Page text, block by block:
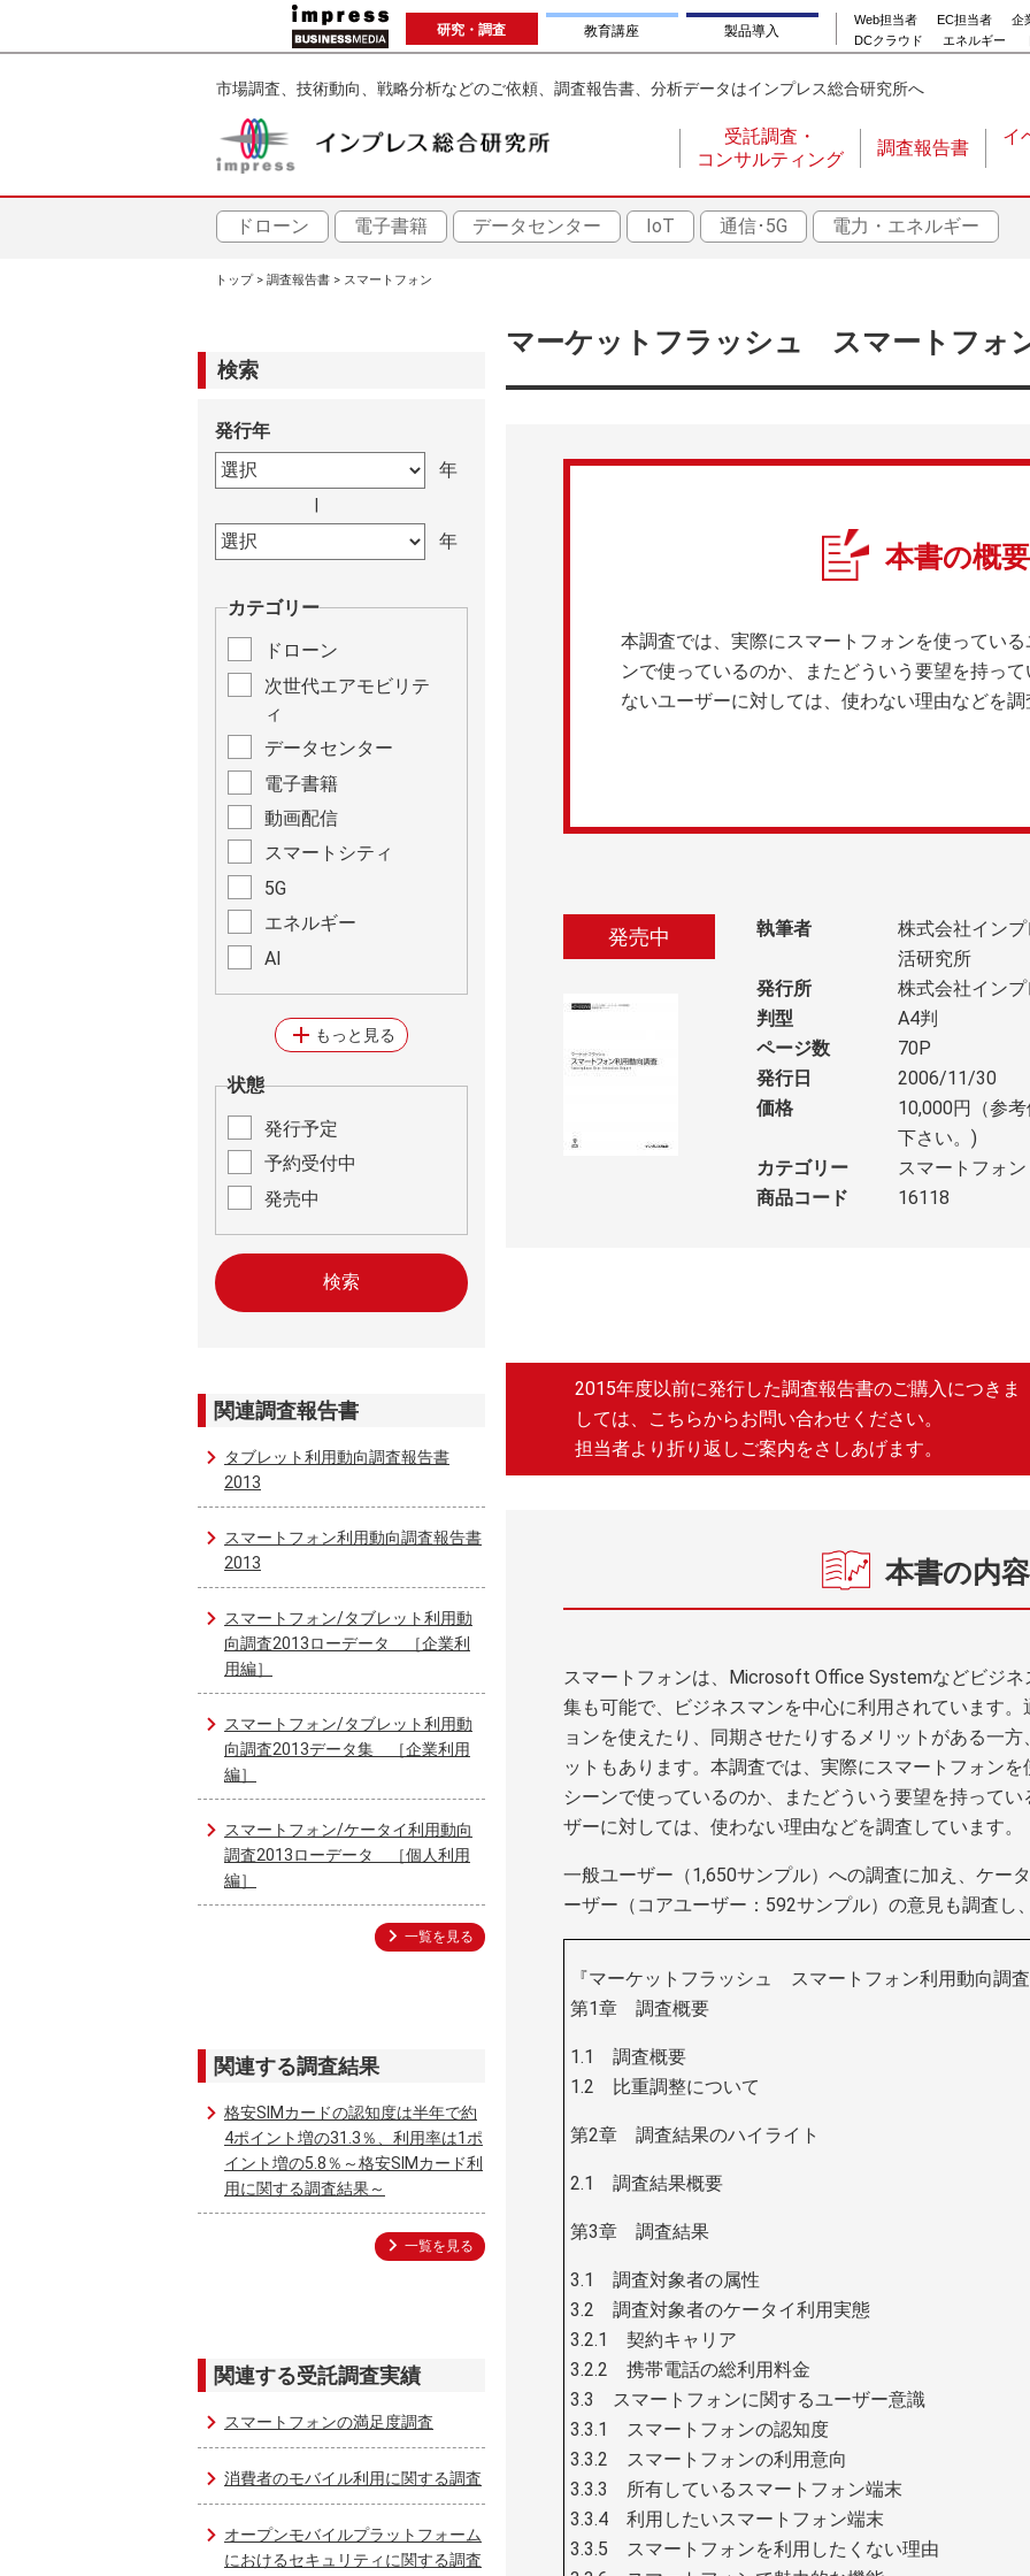
ン
研究・調査 教育講座 製品導入
Web担当者 EC担当者
企
DCクラウド
エネルギー
市場調査、技術動向、戦略分析などのご依頼、調査報告書、分析データはインプレス総合研究所へ
メ
イ
ゲ
ー
シ
ン
受託調査・
コンサルティング
調査報告書
イ
ドローン 電子書籍 データセンター IoT 通信･5G 電力・エネルギー
ン
ず
トップ 調査報告書 スマートフォン
検索
発行年
カテゴリー
ドローン
次世代エアモビリテ
ィ
データセンター
電子書籍
動画配信
スマートシティ
5G
エネルギー
AI
状態
発行予定
予約受付中
発売中
add もっと見る
関連調査報告書
タブレット利用動向調査報告書
2013
スマートフォン利用動向調査報告書
2013
スマートフォン/タブレット利用動
向調査2013ローデータ ［企業利
用編］
スマートフォン/タブレット利用動
向調査2013データ集 ［企業利用
編］
スマートフォン/ケータイ利用動向
調査2013ローデータ ［個人利用
編］
一覧を見る
関連する調査結果
格安SIMカードの認知度は半年で約
4ポイント増の31.3％、利用率は1ポ
イント増の5.8％～格安SIMカード利
用に関する調査結果～
一覧を見る
関連する受託調査実績
スマートフォンの満足度調査
消費者のモバイル利用に関する調査
オープンモバイルプラットフォーム
におけるセキュリティに関する調査
マーケットフラッシュ スマートフォ
本書の概要
本調査では、実際にスマートフォンを使ってい
ンで使っているのか、またどういう要望を持っ
ないユーザーに対しては、使わない理由などを
発売中 執筆者
株式会社イン
活研究所
発行所
株式会社インプ
判型
A4判
ページ数
70P
発行日
2006/11/30
価格
10,000円（参
下さい。)
カテゴリー
スマートフォン
商品コード
16118
2015年度以前に発行した調査報告書のご購入につきま
しては、こちらからお問い合わせください。
担当者より折り返しご案内をさしあげます。
本書の内容
スマートフォンは、Microsoft Office Systemなどビジ
集も可能で、ビジネスマンを中心に利用されています
ョンを使えたり、同期させたりするメリットがある一
ットもあります。本調査では、実際にスマートフォン
シーンで使っているのか、またどういう要望を持って
ザーに対しては、使わない理由などを調査しています。
一般ユーザー（1,650サンプル）への調査に加え、ケー
ーザー（コアユーザー：592サンプル）の意見も調査し
『マーケットフラッシュ スマートフォン利用動向調
第1章 調査概要
1.1 調査概要
1.2 比重調整について
第2章 調査結果のハイライト
2.1 調査結果概要
第3章 調査結果
3.1 調査対象者の属性
3.2 調査対象者のケータイ利用実態
3.2.1 契約キャリア
3.2.2 携帯電話の総利用料金
3.3 スマートフォンに関するユーザー意識
3.3.1 スマートフォンの認知度
3.3.2 スマートフォンの利用意向
3.3.3 所有しているスマートフォン端末
3.3.4 利用したいスマートフォン端末
3.3.5 スマートフォンを利用したくない理由